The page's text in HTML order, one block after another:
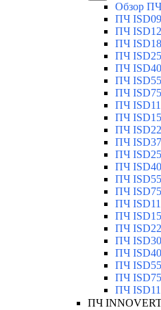
Обзор
ПЧ
ПЧ
ПЧ
ПЧ
ПЧ
ПЧ
ПЧ
ПЧ
ПЧ
ПЧ
ПЧ
ПЧ
ПЧ
ПЧ
ПЧ
ПЧ
ПЧ
ПЧ
ПЧ
ПЧ
ПЧ
ПЧ
ПЧ
ПЧ